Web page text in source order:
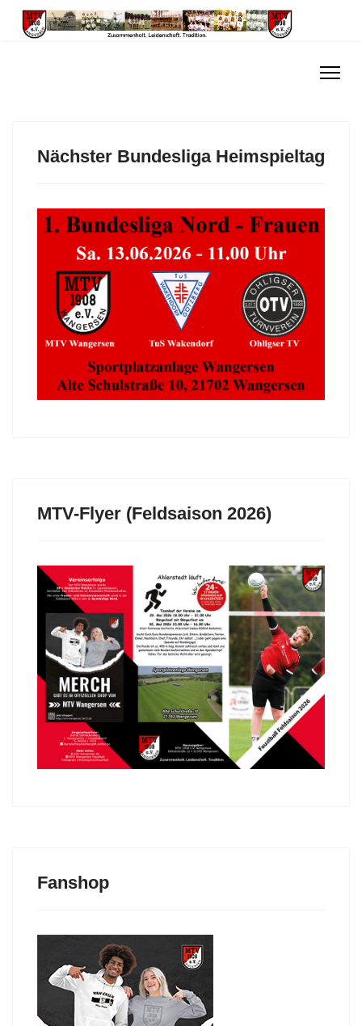
Nächster Bundesliga Heimspieltag
MTV-Flyer (Feldsaison 2026)
Fanshop